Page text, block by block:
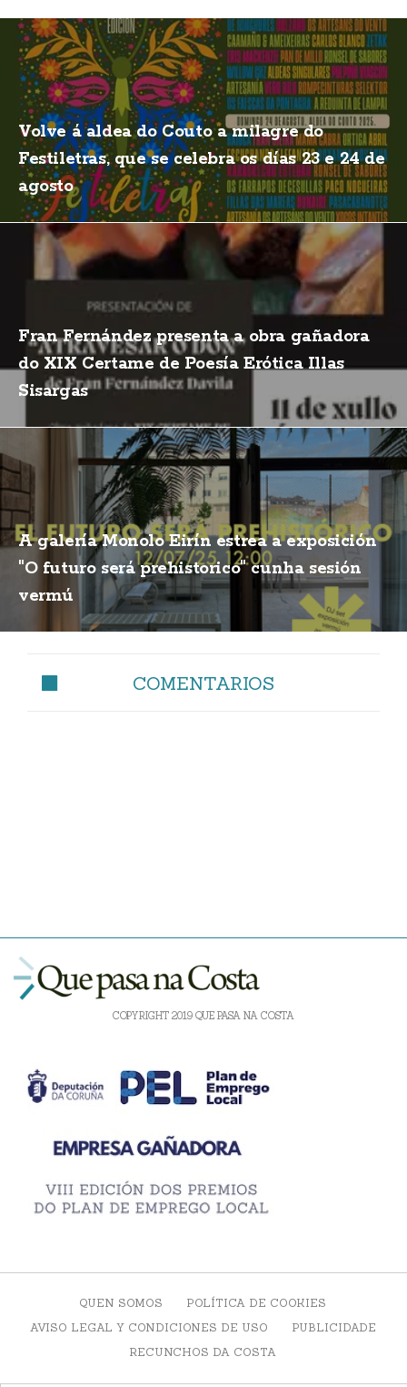
Volve á aldea do Couto a milagre do
Festiletras, que se celebra os días 23 e 24 de
agosto
Fran Fernández presenta a obra gañadora
do XIX Certame de Poesía Erótica Illas
Sisargas
A galería Monolo Eirín estrea a exposición
"O futuro será prehistorico" cunha sesión
vermú
COMENTARIOS
COPYRIGHT 2019 QUE PASA NA COSTA
QUEN SOMOS
POLÍTICA DE COOKIES
AVISO LEGAL Y CONDICIONES DE USO
PUBLICIDADE
RECUNCHOS DA COSTA